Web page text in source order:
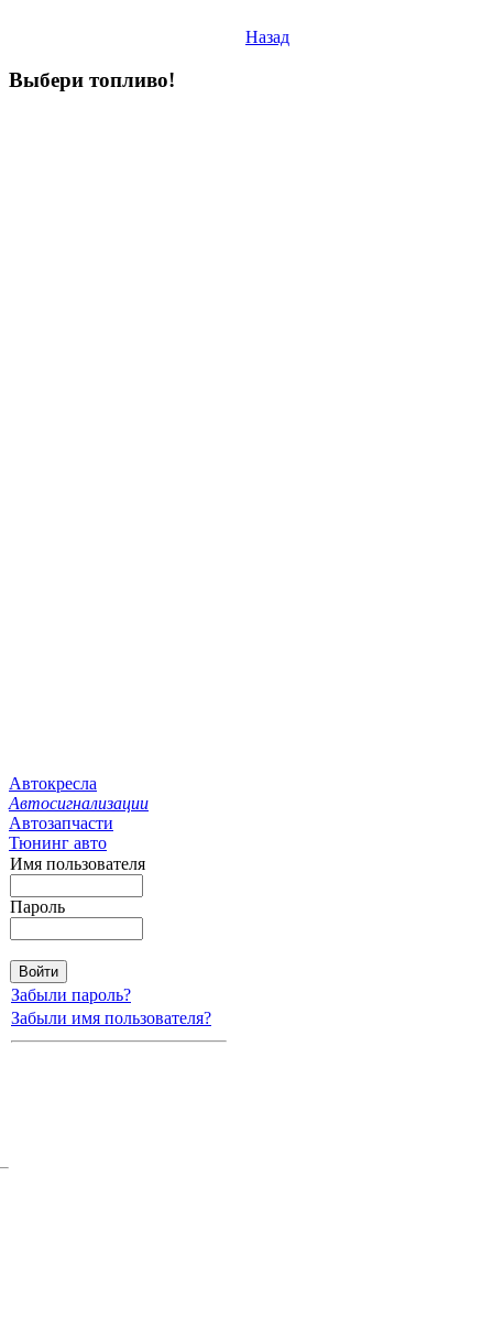
Назад
Выбери топливо!
Автокресла
Автосигнализации
Автозапчасти
Тюнинг авто
Имя пользователя
Пароль
Забыли пароль?
Забыли имя пользователя?